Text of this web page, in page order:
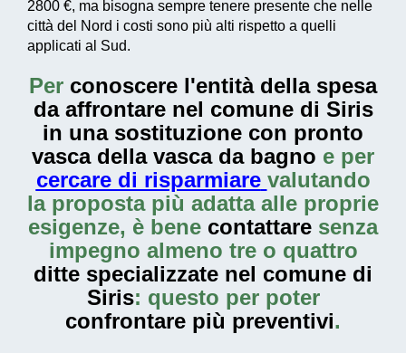
2800 €, ma bisogna sempre tenere presente che nelle
città del Nord i costi sono più alti rispetto a quelli
applicati al Sud.
Per conoscere l'entità della spesa
da affrontare nel comune di Siris
in una sostituzione con pronto
vasca della vasca da bagno e per
cercare di risparmiare valutando
la proposta più adatta alle proprie
esigenze, è bene contattare senza
impegno almeno tre o quattro
ditte specializzate nel comune di
Siris: questo per poter
confrontare più preventivi.